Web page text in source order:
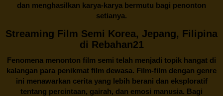
dan menghasilkan karya-karya bermutu bagi penonton
setianya.
Streaming Film Semi Korea, Jepang, Filipina
di Rebahan21
Fenomena menonton film semi telah menjadi topik hangat di
kalangan para penikmat film dewasa. Film-film dengan genre
ini menawarkan cerita yang lebih berani dan eksploratif
tentang percintaan, gairah, dan emosi manusia. Bagi